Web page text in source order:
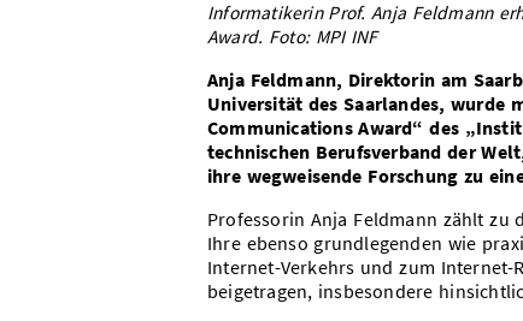
Informatikerin Prof. Anja Feldmann
Award. Foto: MPI INF
Anja Feldmann, Direktorin am
Universität des Saarlandes, wurde
Communications Award“ des
technischen Berufsverband der
ihre wegweisende Forschung zu
Professorin Anja Feldmann zählt
Ihre ebenso grundlegenden wie
Internet-Verkehrs und zum
beigetragen, insbesondere